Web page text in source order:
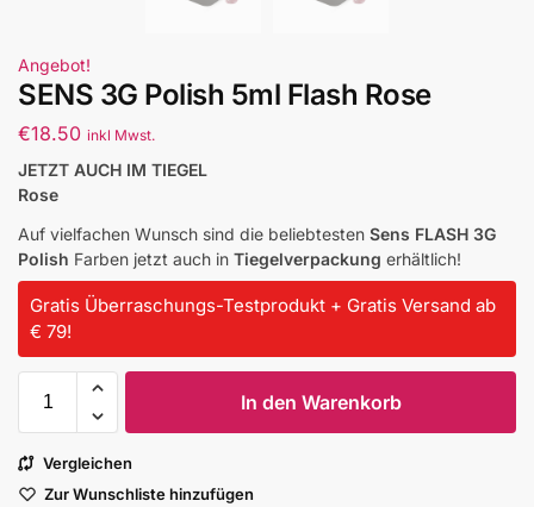
Angebot!
SENS 3G Polish 5ml Flash Rose
€18.50 inkl Mwst.
JETZT AUCH IM TIEGEL
Rose
Auf vielfachen Wunsch sind die beliebtesten Sens FLASH 3G
Polish Farben jetzt auch in Tiegelverpackung erhältlich!
Gratis Überraschungs-Testprodukt + Gratis Versand ab
€ 79!
In den Warenkorb
Vergleichen
Zur Wunschliste hinzufügen